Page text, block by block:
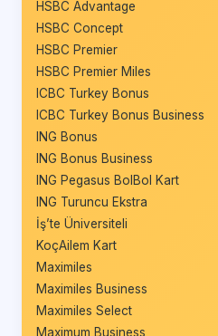
HSBC Advantage
HSBC Concept
HSBC Premier
HSBC Premier Miles
ICBC Turkey Bonus
ICBC Turkey Bonus Business
ING Bonus
ING Bonus Business
ING Pegasus BolBol Kart
ING Turuncu Ekstra
İş’te Üniversiteli
KoçAilem Kart
Maximiles
Maximiles Business
Maximiles Select
Maximum Business